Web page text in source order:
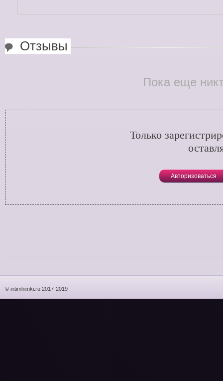
Отзывы
Пока еще
Только
Авторизоваться
© intimhimki.ru 2017-2019